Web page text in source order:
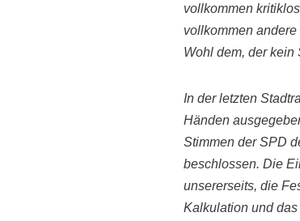
vollkommen
vollkommen
Wohl dem, der kein
In der letzten
Händen
Stimmen der SPD
beschlossen. Die
unsererseits, die
Kalkulation und